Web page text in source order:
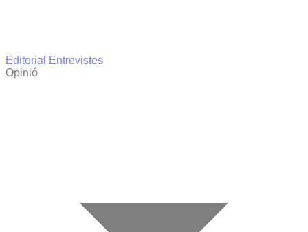
Editorial
Entrevistes
Opinió